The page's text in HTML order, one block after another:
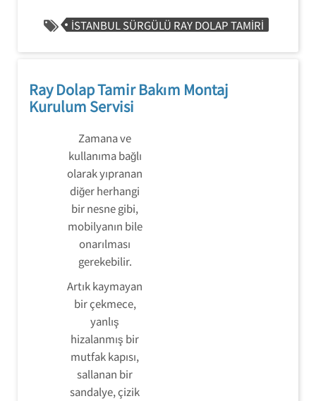
ISTANBUL SÜRGÜLÜ RAY DOLAP TAMIRI
Ray Dolap Tamir Bakım Montaj
Kurulum Servisi
Zamana ve
kullanıma bağlı
olarak yıpranan
diğer herhangi
bir nesne gibi,
mobilyanın bile
onarılması
gerekebilir.
Artık kaymayan
bir çekmece,
yanlış
hizalanmış bir
mutfak kapısı,
sallanan bir
sandalye, çizik